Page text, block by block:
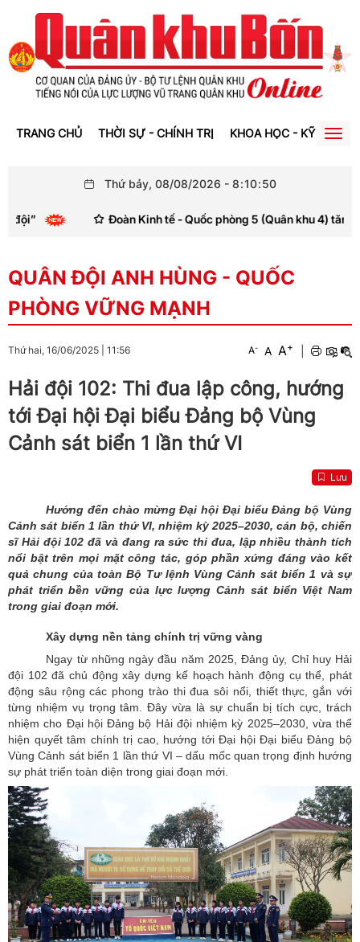
TRANG CHỦ THỜI SỰ - CHÍNH TRỊ KHOA HỌC - KỸ THUẬT
Thứ bảy, 08/08/2026 -8:10:51
Đoàn Kinh tế - Quốc phòng 5 (Quân khu 4) tăng
QUÂN ĐỘI ANH HÙNG - QUỐC
PHÒNG VỮNG MẠNH
Thứ hai, 16/06/2025 11:56 A- A A+
Hải đội 102: Thi đua lập công, hướng
tới Đại hội Đại biểu Đảng bộ Vùng
Cảnh sát biển 1 lần thứ VI
Lưu
Hướng đến chào mừng Đại hội Đại biểu Đảng bộ Vùng
Cảnh sát biển 1 lần thứ VI, nhiệm kỳ 2025–2030, cán bộ, chiến
sĩ Hải đội 102 đã và đang ra sức thi đua, lập nhiều thành tích
nổi bật trên mọi mặt công tác, góp phần xứng đáng vào kết
quả chung của toàn Bộ Tư lệnh Vùng Cảnh sát biển 1 và sự
phát triển bền vững của lực lượng Cảnh sát biển Việt Nam
trong giai đoạn mới.
Xây dựng nền tảng chính trị vững vàng
Ngay từ những ngày đầu năm 2025, Đảng ủy, Chỉ huy Hải
đội 102 đã chủ động xây dựng kế hoạch hành động cụ thể, phát
động sâu rộng các phong trào thi đua sôi nổi, thiết thực, gắn với
từng nhiệm vụ trọng tâm. Đây vừa là sự chuẩn bị tích cực, trách
nhiệm cho Đại hội Đảng bộ Hải đội nhiệm kỳ 2025–2030, vừa thể
hiện quyết tâm chính trị cao, hướng tới Đại hội Đại biểu Đảng bộ
Vùng Cảnh sát biển 1 lần thứ VI – dấu mốc quan trọng định hướng
sự phát triển toàn diện trong giai đoạn mới.